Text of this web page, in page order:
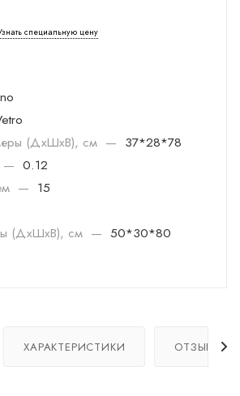
специальную цену
(ДхШхВ), см — 37*28*78
— 0.12
— 15
(ДхШхВ), см — 50*30*80
ХАРАКТЕРИСТИКИ ОТЗЫВЫ